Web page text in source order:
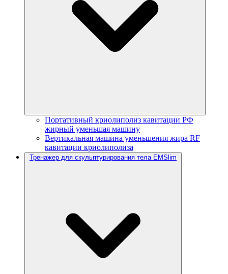
Портативный криолиполиз кавитации РФ
жирный уменьшая машину
Вертикальная машина уменьшения жира RF
кавитации криолиполиза
Тренажер для скульптурирования тела EMSlim